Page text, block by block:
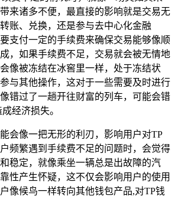
来诸多不便，最直接的影响就是交易无
账、兑换，还是参与去中心化金融
要支付一定的手续费来确保交易能够像顺
，如果手续费不足，交易就会被无情地
像被冻结在冰窖里一样，处于冻结状
与其他操作，这对于一些需要及时进行
错过了一趟开往财富的列车，可能会错
经济损失。
会像一把无形的利刃，影响用户对TP
频繁遇到手续费不足的问题时，会觉得
稳定，就像乘坐一辆总是出故障的汽
性产生怀疑，这不仅会影响用户的使用
像候鸟一样转向其他钱包产品,对TP钱